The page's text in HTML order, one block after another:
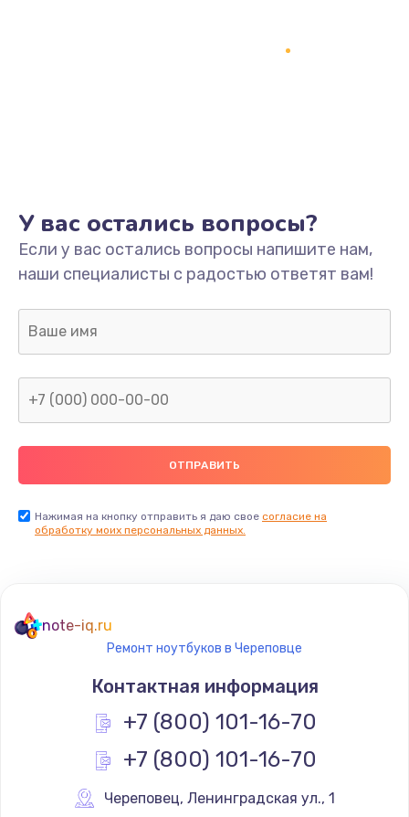
У вас остались вопросы?
Если у вас остались вопросы напишите нам,
наши специалисты с радостью ответят вам!
Нажимая на кнопку отправить я даю свое согласие на
обработку моих персональных данных.
note-iq.ru
Ремонт ноутбуков в Череповце
Контактная информация
+7 (800) 101-16-70
+7 (800) 101-16-70
Череповец, Ленинградская ул., 1